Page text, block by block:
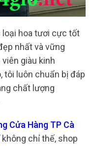
loại hoa tươi cực tốt
nhất và vững
giàu kinh
tôi luôn chuẩn bị đáp
chất lượng
Cửa Hàng TP Cà
không chỉ thế, shop